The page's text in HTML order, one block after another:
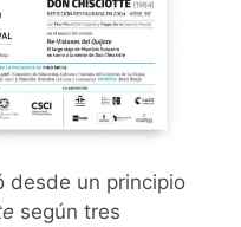
desde un principio
según tres